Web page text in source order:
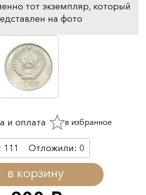
тот экземпляр, который
на фото
в корзину
111 Отложили: 0
и оплата в избранное